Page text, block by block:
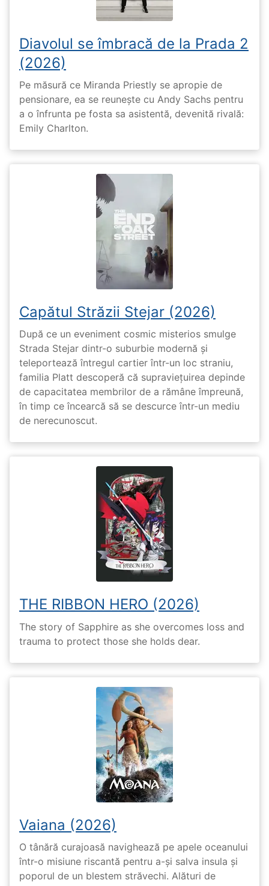
Diavolul se îmbracă de la Prada 2
(2026)
Pe măsură ce Miranda Priestly se apropie de
pensionare, ea se reunește cu Andy Sachs pentru
a o înfrunta pe fosta sa asistentă, devenită rivală:
Emily Charlton.
Capătul Străzii Stejar (2026)
După ce un eveniment cosmic misterios smulge
Strada Stejar dintr-o suburbie modernă și
teleportează întregul cartier într-un loc straniu,
familia Platt descoperă că supraviețuirea depinde
de capacitatea membrilor de a rămâne împreună,
în timp ce încearcă să se descurce într-un mediu
de nerecunoscut.
THE RIBBON HERO (2026)
The story of Sapphire as she overcomes loss and
trauma to protect those she holds dear.
Vaiana (2026)
O tânără curajoasă navighează pe apele oceanului
într-o misiune riscantă pentru a-și salva insula și
poporul de un blestem străvechi. Alături de